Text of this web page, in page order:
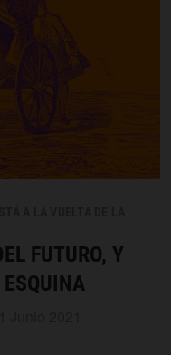
FUTURO, Y